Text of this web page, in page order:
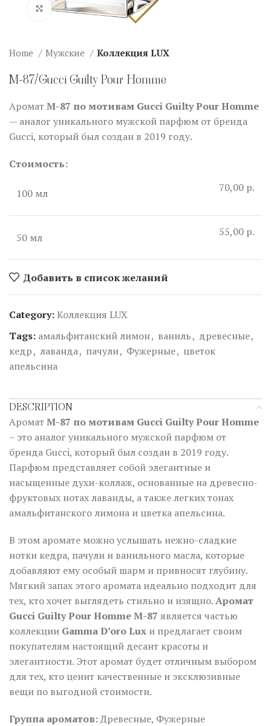
Нажмите, чтобы увеличить
Home Мужские Коллекция LUX
M-87/Gucci Guilty Pour Homme
Аромат M-87 по мотивам Gucci Guilty Pour Homme
— аналог уникального мужской парфюм от бренда
Gucci, который был создан в 2019 году.
Стоимость:
100 мл 70,00 р.
50 мл 55,00 р.
Добавить в список желаний
Category: Коллекция LUX
Tags: амальфитанский лимон, ваниль, древесные,
кедр, лаванда, пачули, Фужерные, цветок
апельсина
DESCRIPTION
Аромат M-87 по мотивам Gucci Guilty Pour Homme
– это аналог уникального мужской парфюм от
бренда Gucci, который был создан в 2019 году.
Парфюм представляет собой элегантные и
насыщенные духи-коллаж, основанные на древесно-
фруктовых нотах лаванды, а также легких тонах
амальфитанского лимона и цветка апельсина.
В этом аромате можно услышать нежно-сладкие
нотки кедра, пачули и ванильного масла, которые
добавляют ему особый шарм и привносят глубину.
Мягкий запах этого аромата идеально подходит для
тех, кто хочет выглядеть стильно и изящно.Аромат
Gucci Guilty Pour Homme M-87 является частью
коллекции Gamma D’oro Lux и предлагает своим
покупателям настоящий десант красоты и
элегантности. Этот аромат будет отличным выбором
для тех, кто ценит качественные и эксклюзивные
вещи по выгодной стоимости.
Группа ароматов:Древесные, Фужерные